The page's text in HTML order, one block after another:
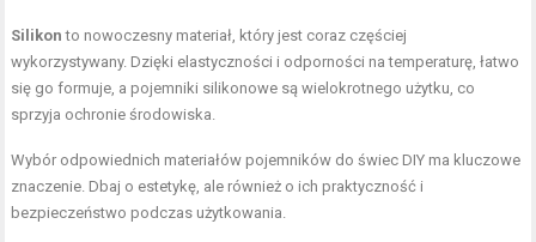
Silikon to nowoczesny materiał, który jest coraz częściej
wykorzystywany. Dzięki elastyczności i odporności na temperaturę, łatwo
się go formuje, a pojemniki silikonowe są wielokrotnego użytku, co
sprzyja ochronie środowiska.
Wybór odpowiednich materiałów pojemników do świec DIY ma kluczowe
znaczenie. Dbaj o estetykę, ale również o ich praktyczność i
bezpieczeństwo podczas użytkowania.